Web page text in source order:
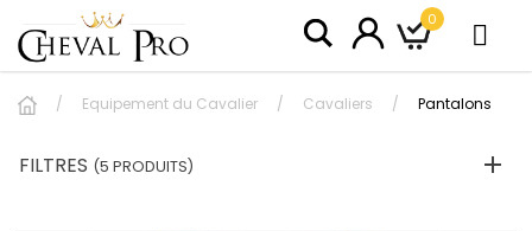
0
Equipement du Cavalier Cavaliers Pantalons
FILTRES (5 PRODUITS)